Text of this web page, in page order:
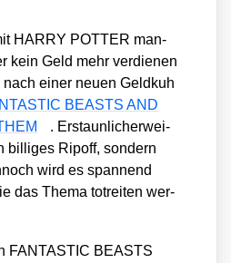
HARRY POTTER man­
kein Geld mehr ver­die­nen
nach einer neu­en Geld­kuh
BEASTS AND
. Erstaun­li­cher­wei­
bil­li­ges Rip­off, son­dern
wird es span­nend
das The­ma tot­rei­ten wer­
FANTASTIC BEASTS